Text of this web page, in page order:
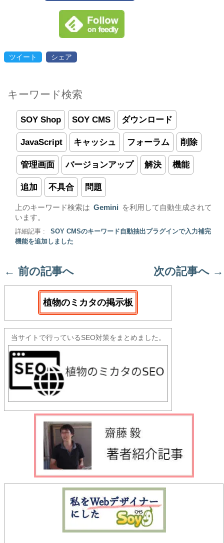
ツイート シェア
キーワード検索
SOY Shop SOY CMS ダウンロード
JavaScript キャッシュ フォーラム 削除
管理画面 バージョンアップ 解決 機能
追加 不具合 問題
上のキーワード検索は Gemini
を利用して自動生成されて
います。
詳細記事 :
SOY CMSのキーワード自動抽出プラグインで入力補完
機能を追加しました
← 前の記事へ 次の記事へ →
植物のミカタの掲示板
当サイトで行っているSEO対策をまとめました。